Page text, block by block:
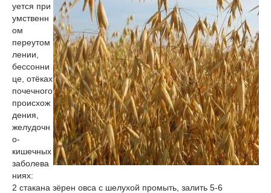
уется при
умственн
ом
переутом
лении,
бессонни
це, отёках
почечного
происхож
дения,
желудочн
о-
кишечных
заболева
ниях:
2 стакана зёрен овса с шелухой промыть, залить 5-6